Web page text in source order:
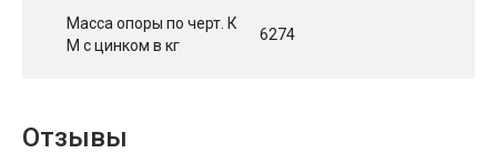
Масса опоры по черт. К
М с цинком в кг
6274
Отзывы